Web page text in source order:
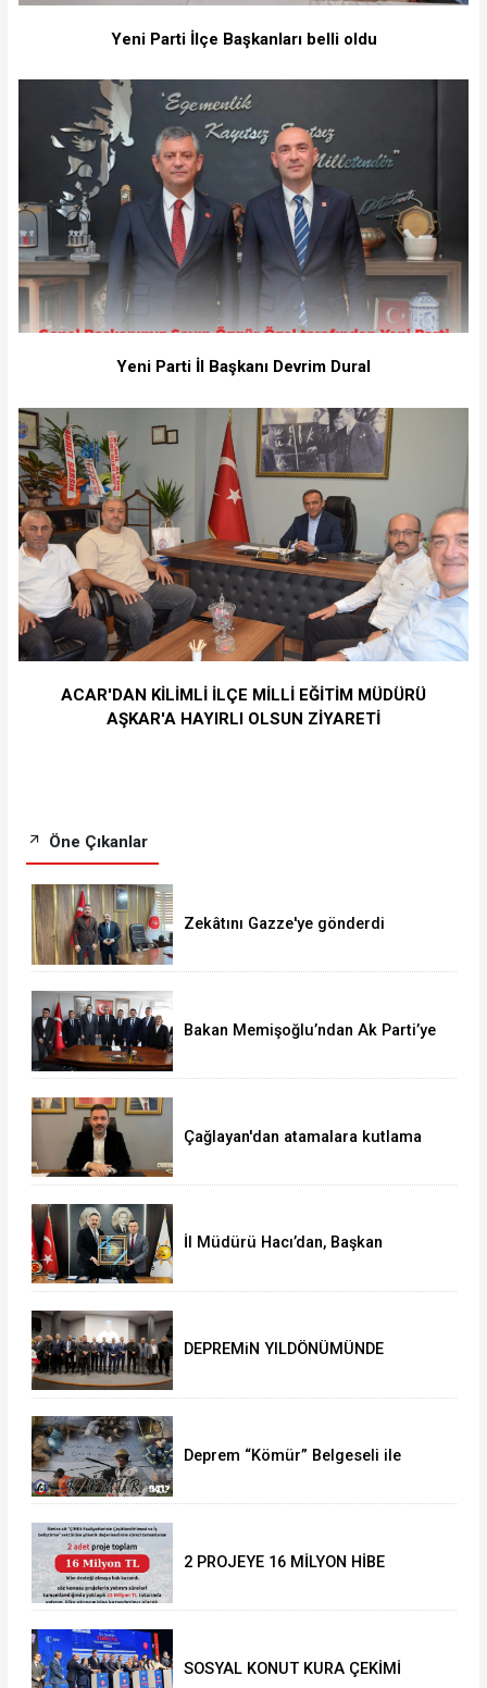
Yeni Parti İlçe Başkanları belli oldu
Yeni Parti İl Başkanı Devrim Dural
ACAR'DAN KİLİMLİ İLÇE MİLLİ EĞİTİM MÜDÜRÜ
AŞKAR'A HAYIRLI OLSUN ZİYARETİ
Öne Çıkanlar
Zekâtını Gazze'ye gönderdi
Bakan Memişoğlu’ndan Ak Parti’ye
Çağlayan'dan atamalara kutlama
İl Müdürü Hacı’dan, Başkan
DEPREMiN YILDÖNÜMÜNDE
Deprem “Kömür” Belgeseli ile
2 PROJEYE 16 MİLYON HİBE
SOSYAL KONUT KURA ÇEKİMİ